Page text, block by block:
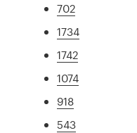
702
1734
1742
1074
918
543